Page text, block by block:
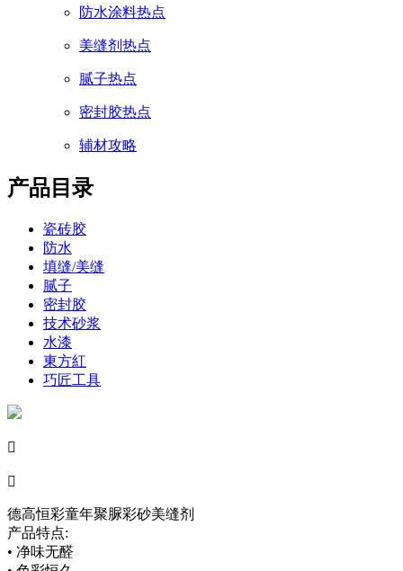
防水涂料热点
美缝剂热点
腻子热点
密封胶热点
辅材攻略
产品目录
瓷砖胶
防水
填缝/美缝
腻子
密封胶
技术砂浆
水漆
東方紅
巧匠工具


德高恒彩童年聚脲彩砂美缝剂
产品特点:
• 净味无醛